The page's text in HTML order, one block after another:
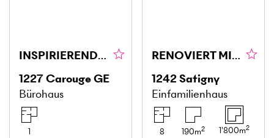
INSPIRIEREND UND LICHTDURCHFLUTET
1227Carouge GE
Bürohaus
1
RENOVIERT MIT GARTEN, RUHIG IN DEN WEINBERGEN
1242Satigny
Einfamilienhaus
8 190m2 1'800m2